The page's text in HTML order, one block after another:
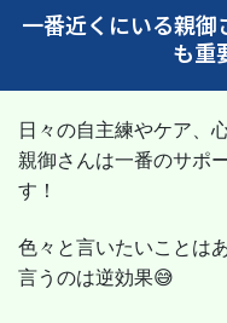
一番近くにいる親
も重
日々の自主練やケア、
親御さんは一番のサポ
す！
色々と言いたいことは
言うのは逆効果😅